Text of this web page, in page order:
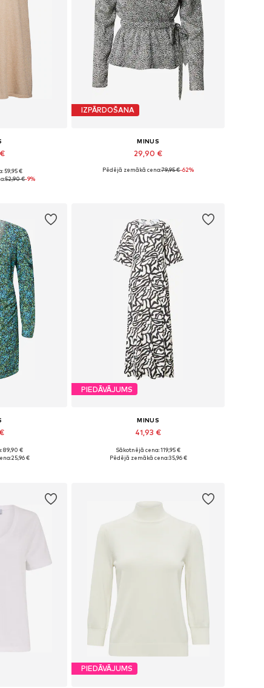
S, M, L, XL
59,95 €
52,90 €-9%
IZPĀRDOŠANA
MINUS
29,90 €
Pieejamie izmēri: XS, M
Pēdējā zemākā cena:79,95 €-62%
34, 36, 38
89,90 €
25,96 €
PIEDĀVĀJUMS
MINUS
41,93 €
Pieejamie izmēri: 34, 36
Sākotnējā cena: 119,95 €
Pēdējā zemākā cena:35,96 €
PIEDĀVĀJUMS